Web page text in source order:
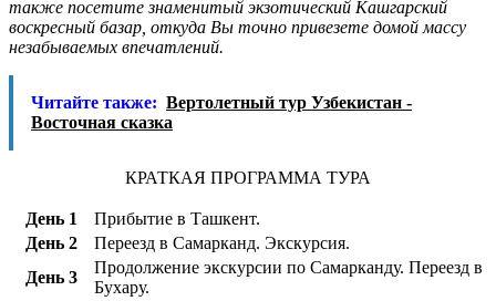
также посетите знаменитый экзотический Кашгарский
воскресный базар, откуда Вы точно привезете домой массу
незабываемых впечатлений.
Читайте также: Вертолетный тур Узбекистан -
Восточная сказка
КРАТКАЯ ПРОГРАММА ТУРА
День 1
Прибытие в Ташкент.
День 2
Переезд в Самарканд. Экскурсия.
День 3
Продолжение экскурсии по Cамарканду. Переезд в
Бухару.